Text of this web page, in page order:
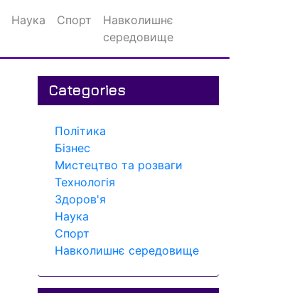
Наука Спорт
Навколишнє
середовище
Categories
Політика
Бізнес
Мистецтво та розваги
Технологія
Здоров'я
Наука
Спорт
Навколишнє середовище